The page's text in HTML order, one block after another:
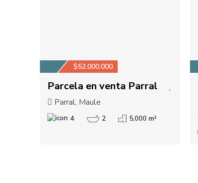
$52.000.000
Parcela en venta Parral
Parral, Maule
4 2 5,000 m²